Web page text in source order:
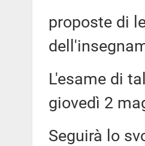
proposte di
L'esame di
giovedì 2
Seguirà lo